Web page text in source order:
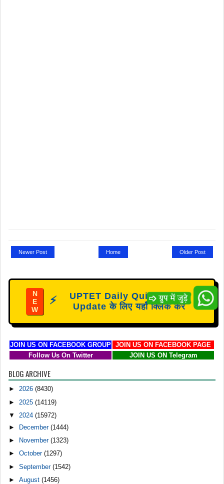
Newer Post Older Post
Home
N
E
W
⚡
UPTET Daily Quiz / Notes
Update के लिए यहाँ क्लिक करें
JOIN US ON FACEBOOK GROUP
JOIN US ON FACEBOOK PAGE
Follow Us On Twitter
JOIN US ON Telegram
BLOG ARCHIVE
►2026(8430)
► 2025(14119)
▼ 2024(15972)
►
December(1444)
►
November(1323)
►October(1297)
►September(1542)
►August(1456)